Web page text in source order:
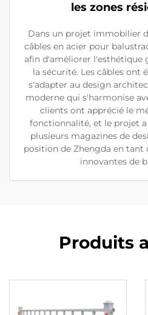
les zones
Dans un projet immobilier
câbles en acier pour
afin d'améliorer l'esthétique
la sécurité. Les câbles ont
s'adapter au design
moderne qui s'harmonise
clients ont apprécié le
fonctionnalité, et le projet
plusieurs magazines de
position de Zhengda en tant
innovantes de
Produits